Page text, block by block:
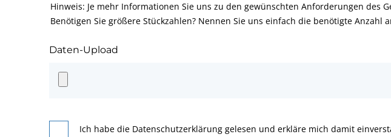
Hinweis: Je mehr Informationen Sie uns zu den gewünschten Anforderungen
Benötigen Sie größere Stückzahlen? Nennen Sie uns einfach die benötigte
Daten-Upload
Ich habe die Datenschutzerklärung gelesen und erkläre mich damit